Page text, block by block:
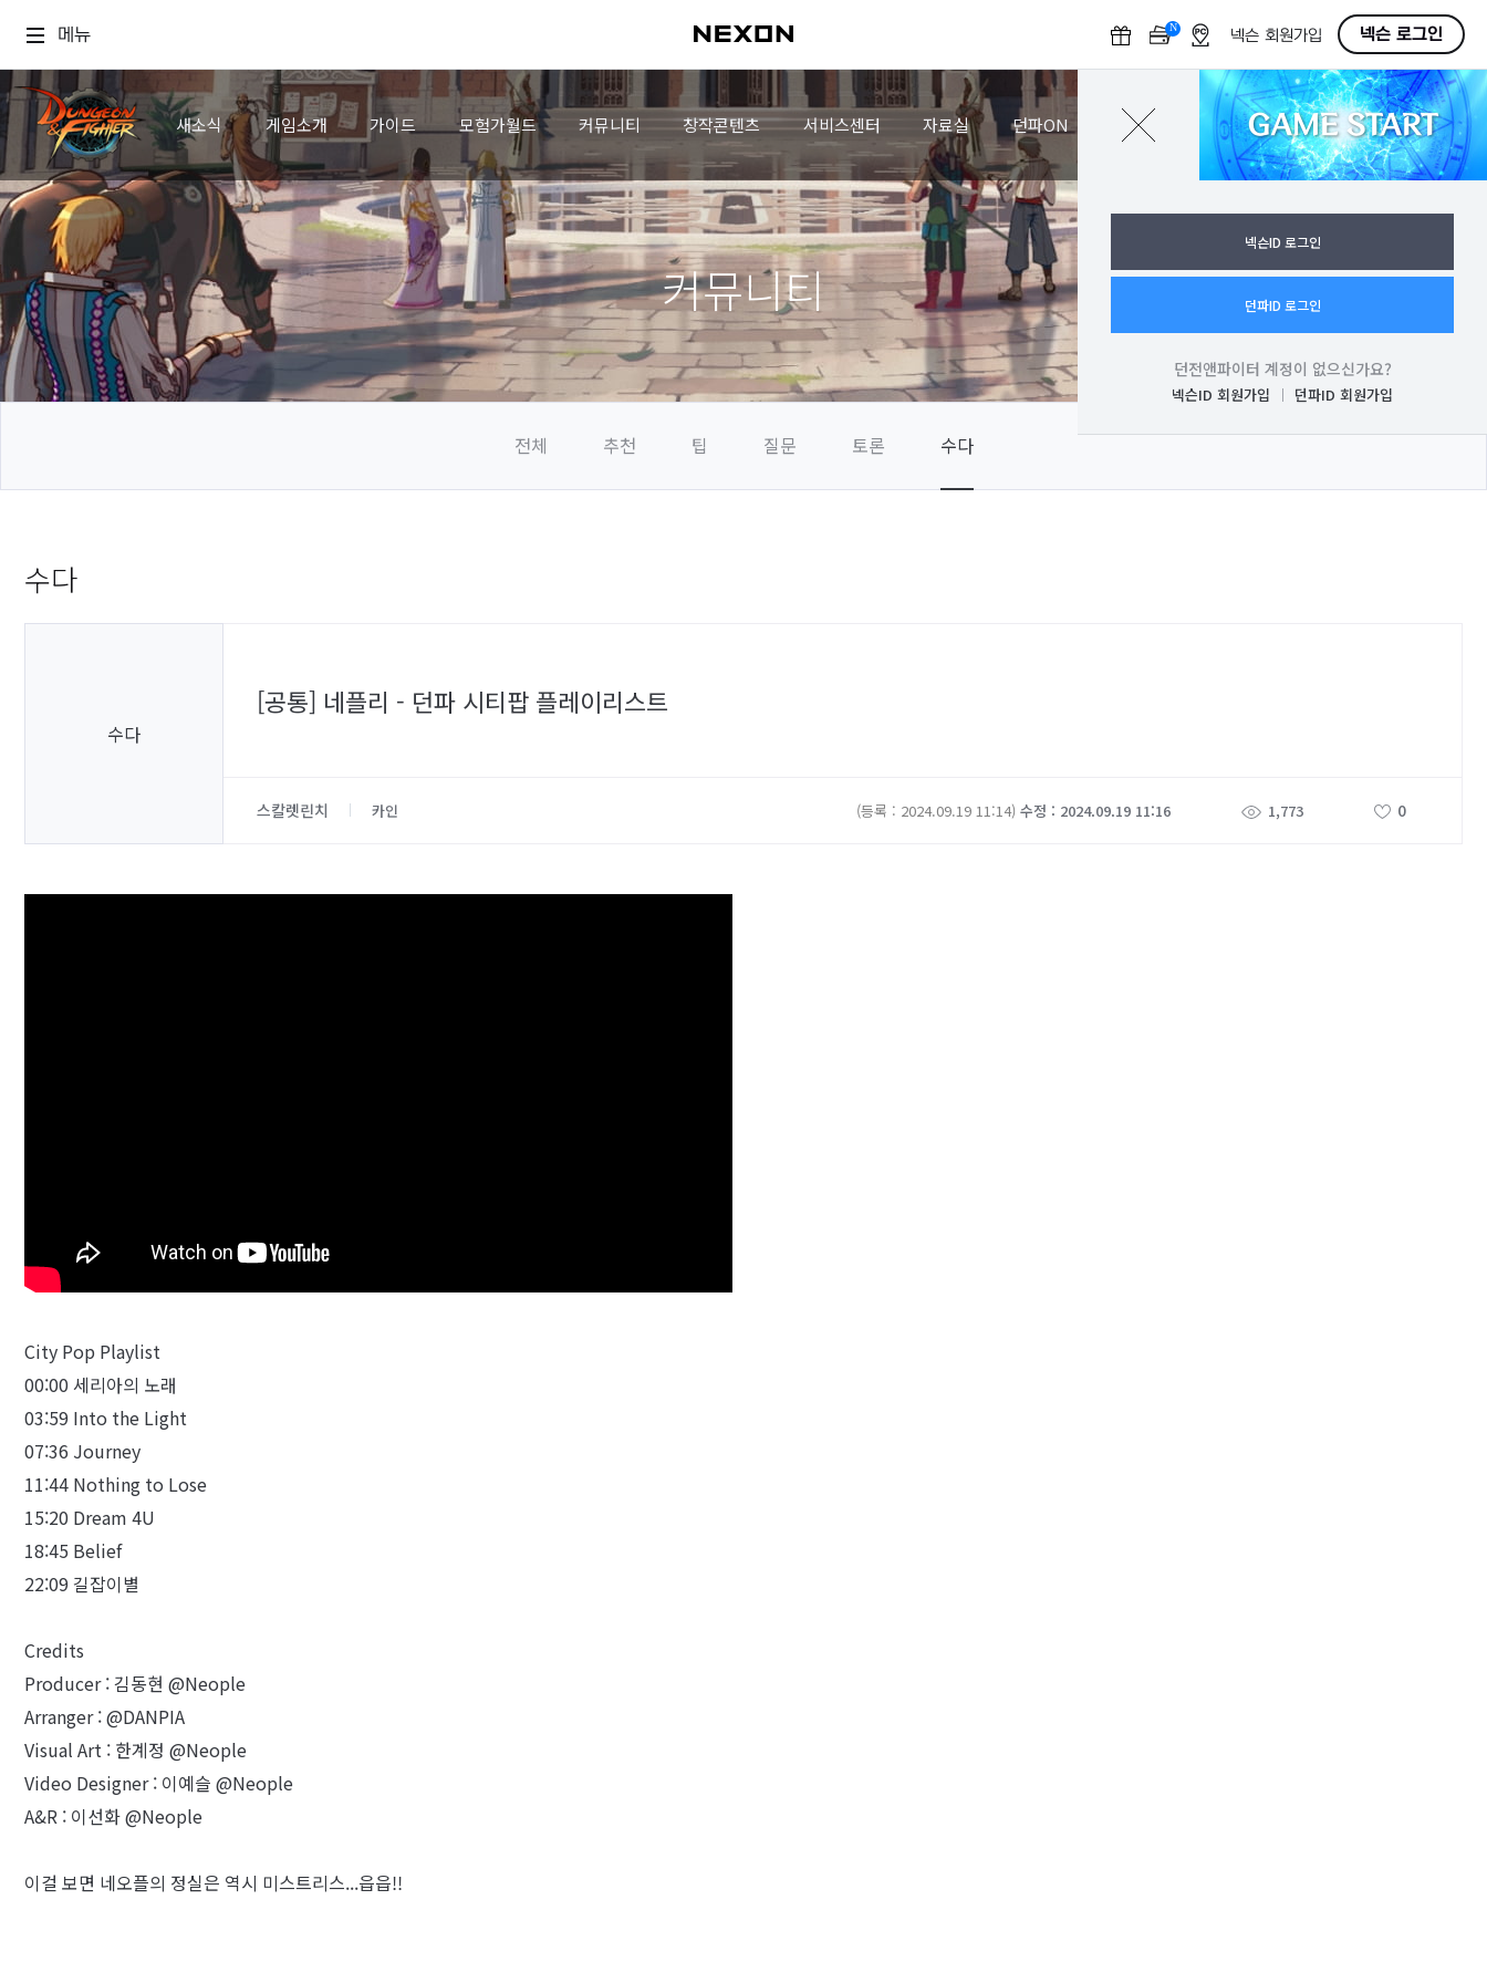
메뉴 N
F
넥슨 회원가입 넥슨 로그인
새소식 게임소개 가이드 모험가월드 커뮤니티 창작콘텐츠 서비스센터 자료실 던파ON GAME START
로그인
넥슨ID 로그인
던파ID 로그인
던전앤파이터 계정이 없으신가요?
넥슨ID 회원가입 던파ID 회원가입
커뮤니티
전체 추천 팁 질문 토론 수다
수다
수다
[공통] 네플리 - 던파 시티팝 플레이리스트
스칼렛린치 카인 (등록 : 2024.09.19 11:14) 수정 : 2024.09.19 11:16 1,773 0
City Pop Playlist
00:00 세리아의 노래
03:59 Into the Light
07:36 Journey
11:44 Nothing to Lose
15:20 Dream 4U
18:45 Belief
22:09 길잡이별
Credits
Producer : 김동현 @Neople
Arranger : @DANPIA
Visual Art : 한계정 @Neople
Video Designer : 이예슬 @Neople
A&R : 이선화 @Neople
이걸 보면 네오플의 정실은 역시 미스트리스...읍읍!!